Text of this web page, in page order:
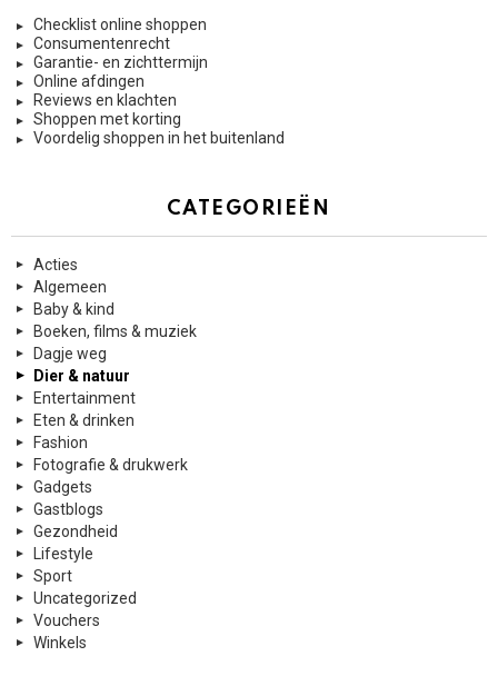
Checklist online shoppen
Consumentenrecht
Garantie- en zichttermijn
Online afdingen
Reviews en klachten
Shoppen met korting
Voordelig shoppen in het buitenland
CATEGORIEËN
Acties
Algemeen
Baby & kind
Boeken, films & muziek
Dagje weg
Dier & natuur
Entertainment
Eten & drinken
Fashion
Fotografie & drukwerk
Gadgets
Gastblogs
Gezondheid
Lifestyle
Sport
Uncategorized
Vouchers
Winkels